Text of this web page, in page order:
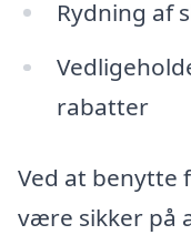
Rydning af
rabatter
Ved at benytte
være sikker på